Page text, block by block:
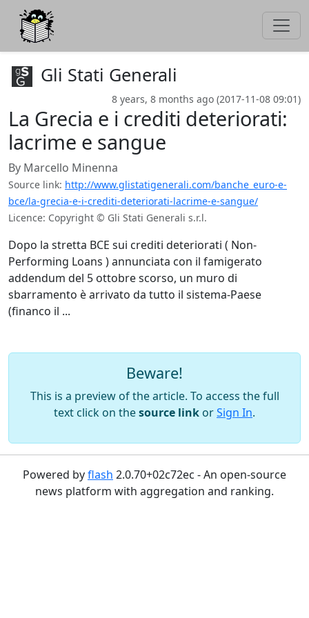
Gli Stati Generali
8 years, 8 months ago (2017-11-08 09:01)
La Grecia e i crediti deteriorati:
lacrime e sangue
By Marcello Minenna
Source link: http://www.glistatigenerali.com/banche_euro-e-
bce/la-grecia-e-i-crediti-deteriorati-lacrime-e-sangue/
Licence: Copyright © Gli Stati Generali s.r.l.
Dopo la stretta BCE sui crediti deteriorati ( Non-
Performing Loans ) annunciata con il famigerato
addendum del 5 ottobre scorso, un muro di
sbarramento è arrivato da tutto il sistema-Paese
(financo il ...
Beware!
This is a preview of the article. To access the full
text click on thesource link orSign In.
Powered byflash 2.0.70+02c72ec - An open-source
news platform with aggregation and ranking.